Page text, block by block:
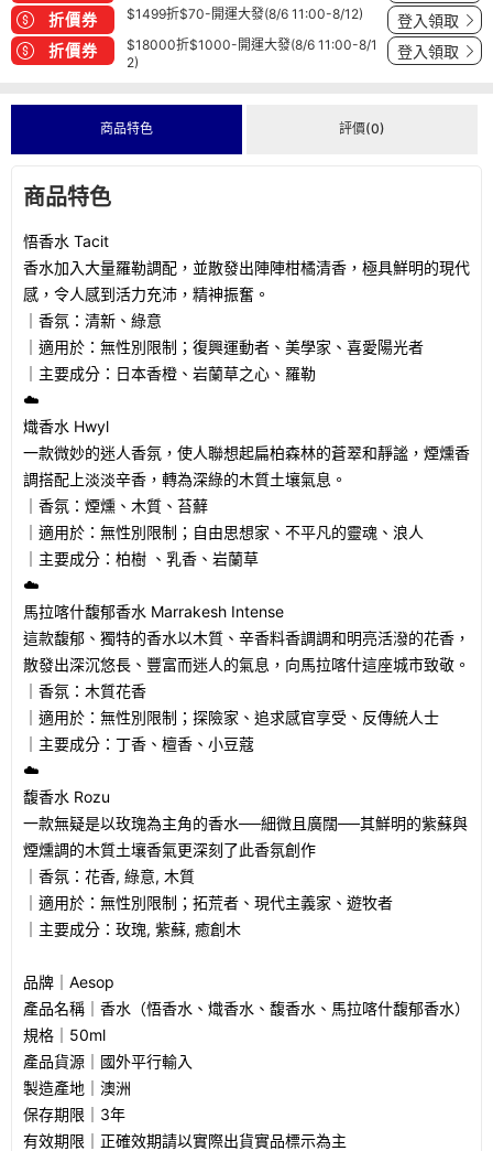
折價券 $1499折$70-開運大發(8/6 11:00-8/12) 登入領取
折價券
$18000折$1000-開運大發(8/6 11:00-8/1
2)
登入領取
商品特色 評價(0)
商品特色
悟香水 Tacit
香水加入大量羅勒調配，並散發出陣陣柑橘清香，極具鮮明的現代
感，令人感到活力充沛，精神振奮。
｜香氛：清新、綠意
｜適用於：無性別限制；復興運動者、美學家、喜愛陽光者
｜主要成分：日本香橙、岩蘭草之心、羅勒
☁️
熾香水 Hwyl
一款微妙的迷人香氛，使人聯想起扁柏森林的蒼翠和靜謐，煙燻香
調搭配上淡淡辛香，轉為深綠的木質土壤氣息。
｜香氛：煙燻、木質、苔蘚
｜適用於：無性別限制；自由思想家、不平凡的靈魂、浪人
｜主要成分：柏樹 、乳香、岩蘭草
☁️
馬拉喀什馥郁香水 Marrakesh Intense
這款馥郁、獨特的香水以木質、辛香料香調調和明亮活潑的花香，
散發出深沉悠長、豐富而迷人的氣息，向馬拉喀什這座城市致敬。
｜香氛：木質花香
｜適用於：無性別限制；探險家、追求感官享受、反傳統人士
｜主要成分：丁香、檀香、小豆蔻
☁️
馥香水 Rozu
一款無疑是以玫瑰為主角的香水──細微且廣闊──其鮮明的紫蘇與
煙燻調的木質土壤香氣更深刻了此香氛創作
｜香氛：花香, 綠意, 木質
｜適用於：無性別限制；拓荒者、現代主義家、遊牧者
｜主要成分：玫瑰, 紫蘇, 癒創木
品牌｜Aesop
產品名稱｜香水（悟香水、熾香水、馥香水、馬拉喀什馥郁香水）
規格｜50ml
產品貨源｜國外平行輸入
製造產地｜澳洲
保存期限｜3年
有效期限｜正確效期請以實際出貨實品標示為主